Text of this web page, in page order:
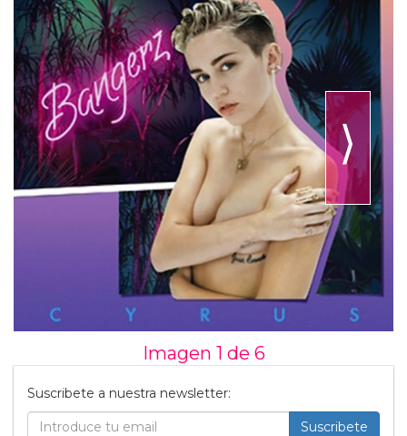
⟩
Imagen 1 de 6
Suscribete a nuestra newsletter:
Suscribete